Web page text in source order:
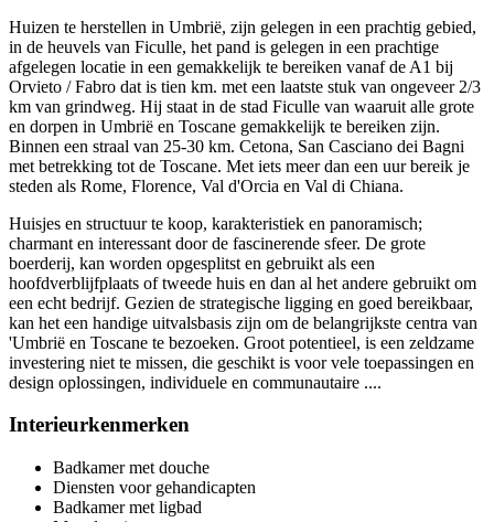
Huizen te herstellen in Umbrië, zijn gelegen in een prachtig gebied,
in de heuvels van Ficulle, het pand is gelegen in een prachtige
afgelegen locatie in een gemakkelijk te bereiken vanaf de A1 bij
Orvieto / Fabro dat is tien km. met een laatste stuk van ongeveer 2/3
km van grindweg. Hij staat in de stad Ficulle van waaruit alle grote
en dorpen in Umbrië en Toscane gemakkelijk te bereiken zijn.
Binnen een straal van 25-30 km. Cetona, San Casciano dei Bagni
met betrekking tot de Toscane. Met iets meer dan een uur bereik je
steden als Rome, Florence, Val d'Orcia en Val di Chiana.
Huisjes en structuur te koop, karakteristiek en panoramisch;
charmant en interessant door de fascinerende sfeer. De grote
boerderij, kan worden opgesplitst en gebruikt als een
hoofdverblijfplaats of tweede huis en dan al het andere gebruikt om
een echt bedrijf. Gezien de strategische ligging en goed bereikbaar,
kan het een handige uitvalsbasis zijn om de belangrijkste centra van
'Umbrië en Toscane te bezoeken. Groot potentieel, is een zeldzame
investering niet te missen, die geschikt is voor vele toepassingen en
design oplossingen, individuele en communautaire ....
Interieurkenmerken
Badkamer met douche
Diensten voor gehandicapten
Badkamer met ligbad